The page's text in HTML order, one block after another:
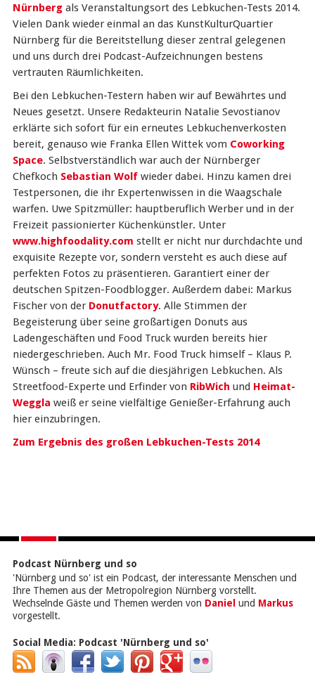
Nürnbergals Veranstaltungsort des Lebkuchen-Tests 2014.
Vielen Dank wieder einmal an das KunstKulturQuartier
Nürnberg für die Bereitstellung dieser zentral gelegenen
und uns durch drei Podcast-Aufzeichnungen bestens
vertrauten Räumlichkeiten.
Bei den Lebkuchen-Testern haben wir auf Bewährtes und
Neues gesetzt. Unsere Redakteurin Natalie Sevostianov
erklärte sich sofort für ein erneutes Lebkuchenverkosten
bereit, genauso wie Franka Ellen Wittek vom Coworking
Space. Selbstverständlich war auch der Nürnberger
Chefkoch Sebastian Wolfwieder dabei. Hinzu kamen drei
Testpersonen, die ihr Expertenwissen in die Waagschale
warfen. Uwe Spitzmüller: hauptberuflich Werber und in der
Freizeit passionierter Küchenkünstler. Unter
www.highfoodality.com stellt er nicht nur durchdachte und
exquisite Rezepte vor, sondern versteht es auch diese auf
perfekten Fotos zu präsentieren. Garantiert einer der
deutschen Spitzen-Foodblogger. Außerdem dabei: Markus
Fischer von der Donutfactory. Alle Stimmen der
Begeisterung über seine großartigen Donuts aus
Ladengeschäften und Food Truck wurden bereits hier
niedergeschrieben. Auch Mr. Food Truck himself – Klaus P.
Wünsch – freute sich auf die diesjährigen Lebkuchen. Als
Streetfood-Experte und Erfinder von RibWich und Heimat-
Weggla weiß er seine vielfältige Genießer-Erfahrung auch
hier einzubringen.
Zum Ergebnis des großen Lebkuchen-Tests 2014
Podcast Nürnberg und so
'Nürnberg und so' ist ein Podcast, der interessante Menschen und
Ihre Themen aus der Metropolregion Nürnberg vorstellt.
Wechselnde Gäste und Themen werden von Danielund Markus
vorgestellt.
Social Media: Podcast 'Nürnberg und so'